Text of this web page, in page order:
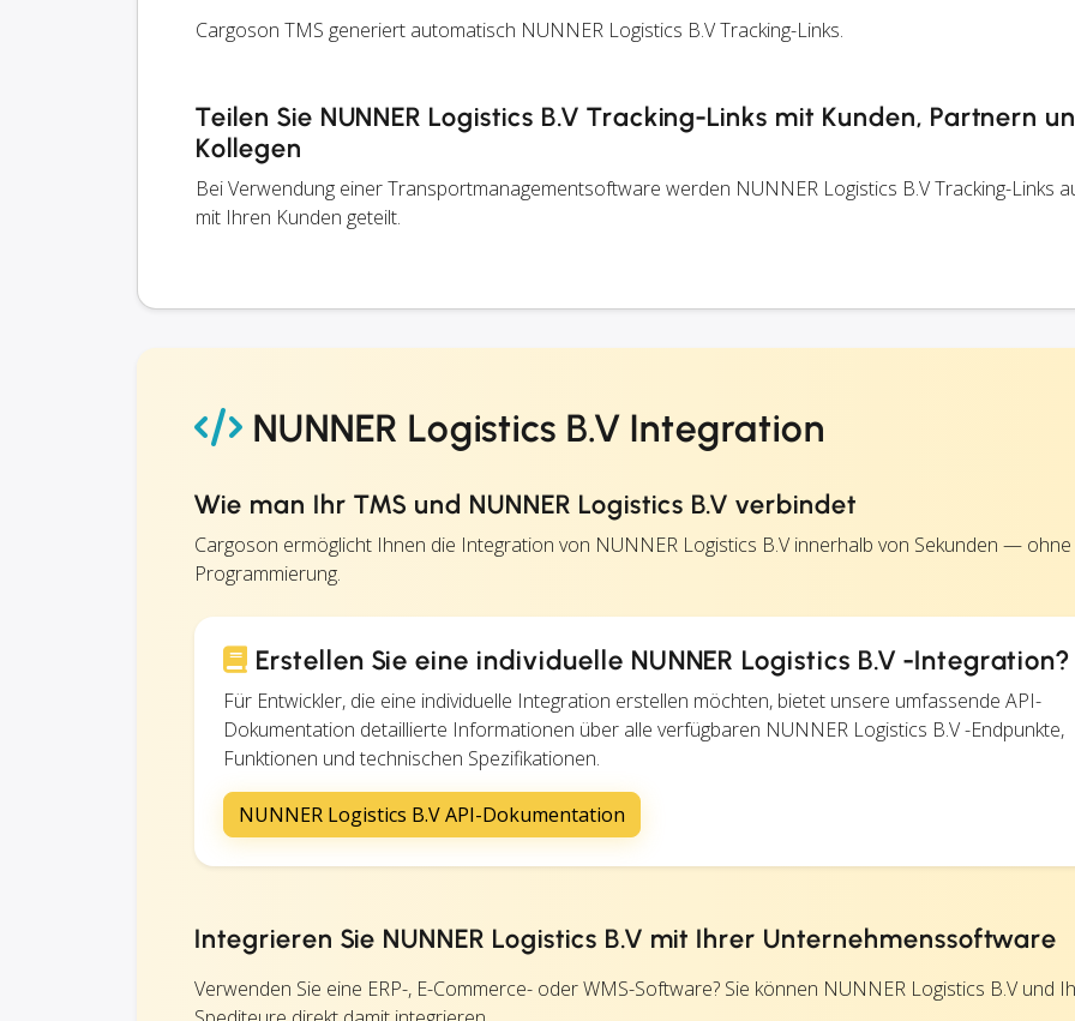
Cargoson TMS generiert automatisch NUNNER Logistics B.V Tracking-Links.
Teilen Sie NUNNER Logistics B.V Tracking-Links mit Kunden, Partnern
Kollegen
Bei Verwendung einer Transportmanagementsoftware werden NUNNER Logistics B.V Tracking-Links
mit Ihren Kunden geteilt.
NUNNER Logistics B.V Integration
Wie man Ihr TMS und NUNNER Logistics B.V verbindet
Cargoson ermöglicht Ihnen die Integration von NUNNER Logistics B.V innerhalb von Sekunden — ohne
Programmierung.
Erstellen Sie eine individuelle NUNNER Logistics B.V -Integration?
Für Entwickler, die eine individuelle Integration erstellen möchten, bietet unsere umfassende API-
Dokumentation detaillierte Informationen über alle verfügbaren NUNNER Logistics B.V -Endpunkte,
Funktionen und technischen Spezifikationen.
NUNNER Logistics B.V API-Dokumentation
Integrieren Sie NUNNER Logistics B.V mit Ihrer Unternehmenssoftware
Verwenden Sie eine ERP-, E-Commerce- oder WMS-Software? Sie können NUNNER Logistics B.V und